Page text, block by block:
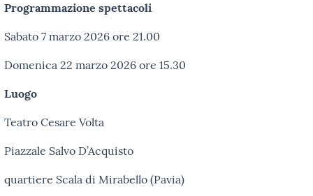
Programmazione spettacoli
Sabato 7 marzo 2026 ore 21.00
Domenica 22 marzo 2026 ore 15.30
Luogo
Teatro Cesare Volta
Piazzale Salvo D’Acquisto
quartiere Scala di Mirabello (Pavia)